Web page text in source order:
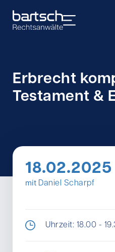
Erbrecht
Testament &
18.02.2025
mit Daniel Scharpf
Uhrzeit: 18.00 -